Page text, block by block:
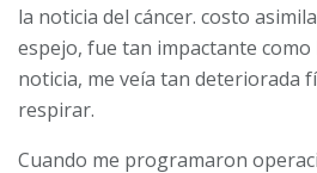
la noticia del cáncer. costo
espejo, fue tan impactante
noticia, me veía tan deteriorada
respirar.
Cuando me programaron